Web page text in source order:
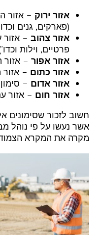
אזור ירוק – אזור
(פארקים, גנים
אזור צהוב– אזור
פרטיים, וילות
אזור אפור– אזור
אזור כתום – אזור
אזור אדום –
אזור חום – אזור
חשוב לזכור שסימונים
אשר נעשו על פי נוהל
מקרה את המקרא